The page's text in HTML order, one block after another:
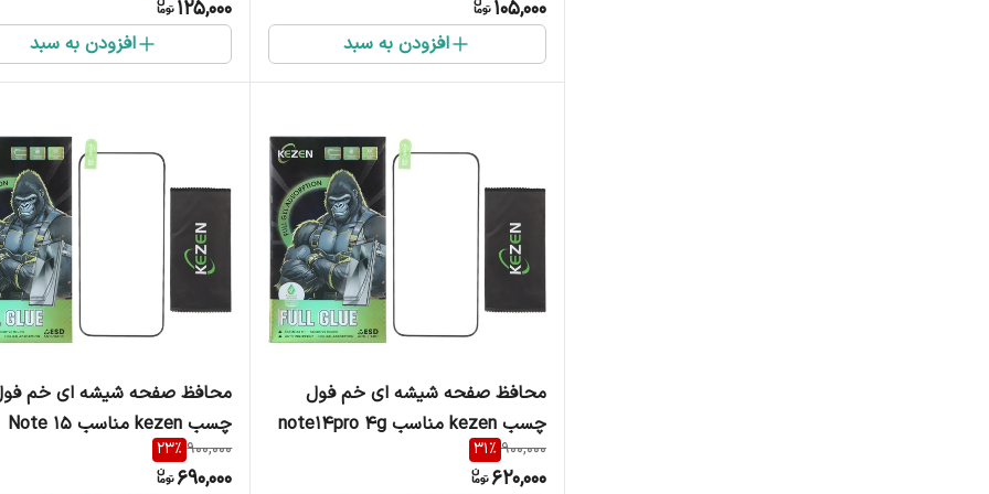
105,000
افزودن به سبد
125,000
افزودن به سبد
محافظ صفحه شیشه ای خم فول
چسب kezen مناسب note14pro 4g
900,000
31%
620,000
محافظ صفحه شیشه ای خم
چسب kezen مناسب Note 15
900,000
23%
690,000